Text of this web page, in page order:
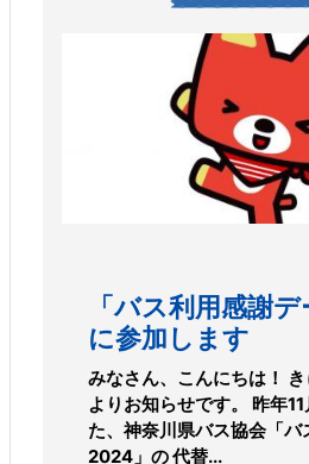
「バス利用感謝
に参加します
みなさん、こんにちは！
よりお知らせです。 昨年
た、神奈川県バス協会「バ
2024」の 代替...